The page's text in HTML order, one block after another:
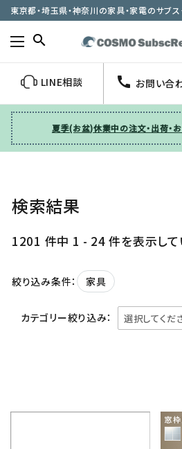
東京都・埼玉県・神奈川の家具・家電のサブス
search
LINE相談 call お問い合
夏季(お盆)休業中の注文・出荷・
検索結果
1201 件中 1 - 24 件を表示して
絞り込み条件： 家具
カテゴリー絞り込み：